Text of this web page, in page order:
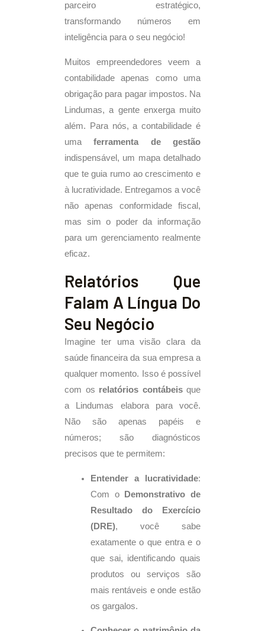
parceiro estratégico,
transformando números em
inteligência para o seu negócio!
Muitos empreendedores veem a
contabilidade apenas como uma
obrigação para pagar impostos. Na
Lindumas, a gente enxerga muito
além. Para nós, a contabilidade é
umaferramenta de gestão
indispensável, um mapa detalhado
que te guia rumo ao crescimento e
à lucratividade. Entregamos a você
não apenas conformidade fiscal,
mas sim o poder da informação
para um gerenciamento realmente
eficaz.
Relatórios Que
Falam A Língua Do
Seu Negócio
Imagine ter uma visão clara da
saúde financeira da sua empresa a
qualquer momento. Isso é possível
com os relatórios contábeisque
a Lindumas elabora para você.
Não são apenas papéis e
números; são diagnósticos
precisos que te permitem:
Entender a lucratividade:
Com o
Demonstrativo de
Resultado do Exercício
(DRE), você sabe
exatamente o que entra e o
que sai, identificando quais
produtos ou serviços são
mais rentáveis e onde estão
os gargalos.